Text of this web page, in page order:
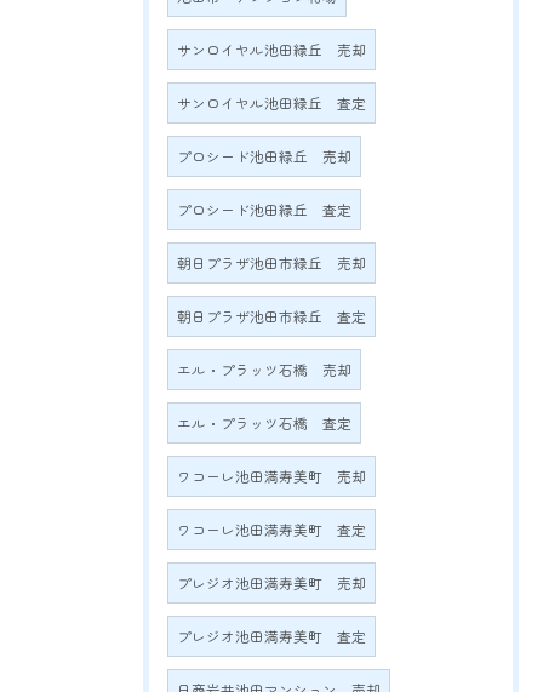
サンロイヤル池田緑丘 売却
サンロイヤル池田緑丘 査定
プロシード池田緑丘 売却
プロシード池田緑丘 査定
朝日プラザ池田市緑丘 売却
朝日プラザ池田市緑丘 査定
エル・プラッツ石橋 売却
エル・プラッツ石橋 査定
ワコーレ池田満寿美町 売却
ワコーレ池田満寿美町 査定
プレジオ池田満寿美町 売却
プレジオ池田満寿美町 査定